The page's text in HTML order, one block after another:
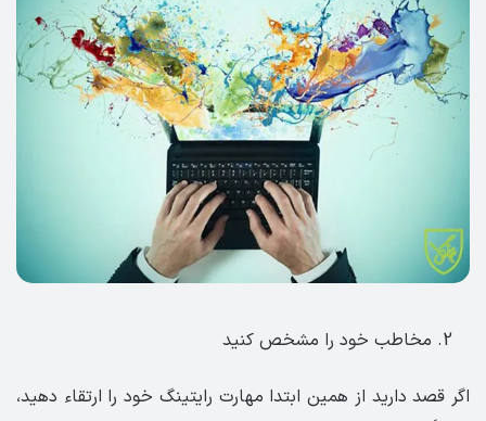
مخاطب خود را مشخص کنید
اگر قصد دارید از همین ابتدا مهارت رایتینگ خود را ارتقاء دهید،